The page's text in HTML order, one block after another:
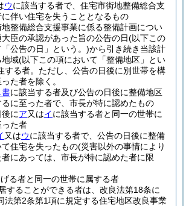
ウに該当する者で、住宅市街地整備総合支
伴い住宅を失うこととなるもの
整備総合支援事業に係る整備計画につい
臣の承認があった旨の公告の日(以下この
公告の日」という。)から引き続き当該計
地域(以下この項において「整備地区」とい
する者。 ただし、公告の日後に別世帯を構
た者を除く。
書に該当する者及び公告の日後に整備地区
に至った者で、市長が特に認めたもの
にア又はイに該当する者と同一の世帯に
った者
又はウに該当する者で、公告の日後に整備
住宅を失ったもの(災害以外の事情により
にあっては、市長が特に認めた者に限
る者と同一の世帯に属する者
することができる者は、改良法第18条に
法第2条第1項に規定する住宅地区改良事業